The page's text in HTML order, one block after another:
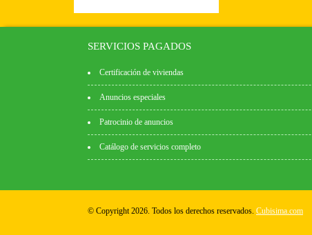
SERVICIOS PAGADOS
Certificación de viviendas
Anuncios especiales
Patrocinio de anuncios
Catálogo de servicios completo
© Copyright 2026. Todos los derechos reservados. Cubisima.com